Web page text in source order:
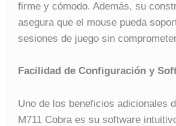
firme y cómodo. Además, su
asegura que el mouse pueda
sesiones de juego sin
Facilidad de Configuración y
Uno de los beneficios adicionales
M711 Cobra es su software